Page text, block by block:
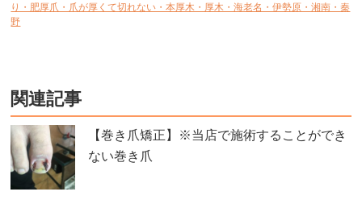
り・肥厚爪・爪が厚くて切れない・本厚木・厚木・海老名・伊勢原・湘南・秦
野
関連記事
【巻き爪矯正】※当店で施術することができ
ない巻き爪